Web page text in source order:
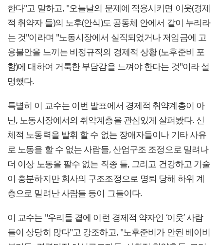
한다"고 말하고, "오늘날의 문제에 적용시키면 이웃(경제
적 취약자 들)의 노후(안식)도 공동체 안에서 같이 누리라
는 것"이라며 "노동시장에서 실직되었거나 저임금에 고
용불안을 느끼는 비정규직의 경제적 상황 (노후준비 포
함)에 대하여 거룩한 부담감을 느껴야 한다는 것"이라 설
명했다.
특별히 이 교수는 이번 발표에서 경제적 취약계층이 아
닌, 노동시장에서의 취약계층을 관심있게 살펴봤다. 신
체적 노동력을 발휘 할 수 없는 장애자들이나 기타 사유
로 노동을 할 수 없는 사람들, 산업구조 조정으로 밀려나
더 이상 노동을 팔수 없는 직종 들, 그리고 건강하고 기술
이 충분하지만 회사의 구조조정으로 명퇴 당해 하위 계
층으로 밀려난 사람들 등이 그들이다.
이 교수는 "우리들 곁에 이런 경제적 약자인 ‘이웃’ 사람
들이 상당히 많다"고 강조하고, "노후준비가 안된 베이비